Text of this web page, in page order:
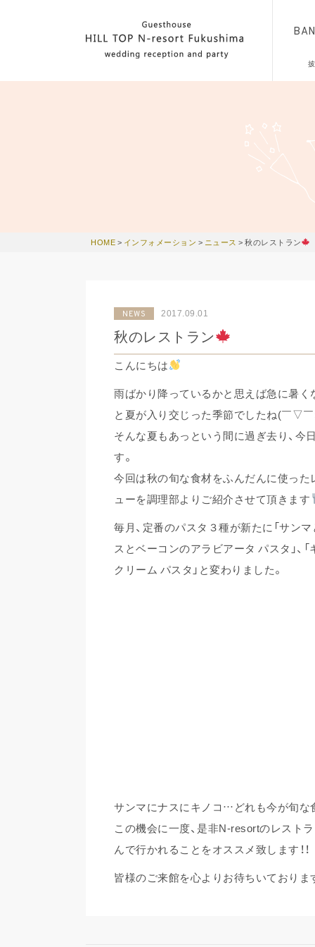
HOME> インフォメーション > ニュース >秋のレストラン
NEWS 2017.09.01
秋のレストラン
こんにちは
雨ばかり降っているかと思えば急に暑
と夏が入り交じった季節でしたね(￣▽
そんな夏もあっという間に過ぎ去り、今
す。
今回は秋の旬な食材をふんだんに使った
ューを調理部よりご紹介させて頂きます
毎月、定番のパスタ３種が新たに「サンマ
スとベーコンのアラビアータ パスタ」、
クリーム パスタ」と変わりました。
サンマにナスにキノコ…どれも今が旬な
この機会に一度、是非N-resortのレスト
んで行かれることをオススメ致します！！
皆様のご来館を心よりお待ちいておりま